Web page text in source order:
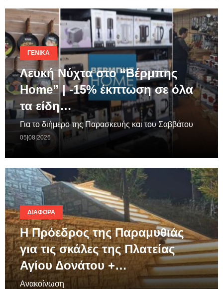
ΓΕΝΙΚΆ
Λευκή Νύχτα στο “Βέρμπης
Home” | -15% έκπτωση σε όλα
τα είδη…
Για το διήμερο της Παρασκευής και του Σαββάτου
05|08|2026
ΔΙΆΦΟΡΑ
Η Πρόεδρος της Παραμυθιάς
για τις σκάλες της Πλατείας
Αγίου Δονάτου +…
Ανακοίνωση